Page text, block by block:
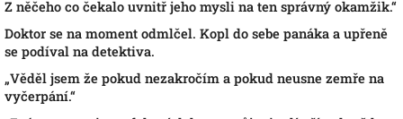
Z něčeho co čekalo uvnitř jeho mysli na ten správný okamžik.“
Doktor se na moment odmlčel. Kopl do sebe panáka a upřeně
se podíval na detektiva.
„Věděl jsem že pokud nezakročím a pokud neusne zemře na
vyčerpání.“